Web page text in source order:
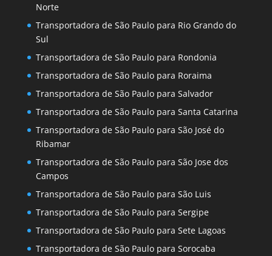
Norte
Transportadora de São Paulo para Rio Grando do
Sul
Transportadora de São Paulo para Rondonia
Transportadora de São Paulo para Roraima
Transportadora de São Paulo para Salvador
Transportadora de São Paulo para Santa Catarina
Transportadora de São Paulo para São José do
Ribamar
Transportadora de São Paulo para São Jose dos
Campos
Transportadora de São Paulo para São Luis
Transportadora de São Paulo para Sergipe
Transportadora de São Paulo para Sete Lagoas
Transportadora de São Paulo para Sorocaba